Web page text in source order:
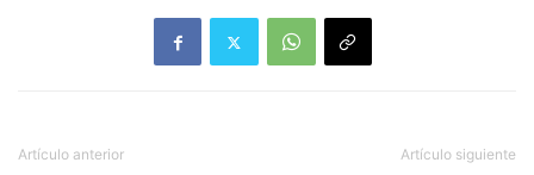
Artículo anterior Artículo siguiente